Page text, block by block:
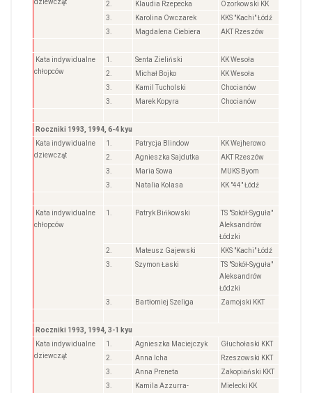
dziewcząt
2.
Klaudia Rzepecka
Ozorkowski KK
3.
Karolina Owczarek
KKS "Kachi" Łódź
3.
Magdalena Ciebiera AKT Rzeszów
Kata indywidualne
chłopców
1. Senta Zieliński
KK Wesoła
2.
Michał Bojko
KK Wesoła
3.
Kamil Tucholski
Chocianów
3.
Marek Kopyra Chocianów
Roczniki 1993, 1994, 6-4 kyu
Kata indywidualne
dziewcząt
1. Patrycja Blindow
KK Wejherowo
2.
Agnieszka Sajdutka
AKT Rzeszów
3.
Maria Sowa
MUKS Byom
3.
Natalia Kolasa KK "44" Łódź
Kata indywidualne
chłopców
1. Patryk Bińkowski
TS "Sokół-Syguła"
Aleksandrów
Łódzki
2.
Mateusz Gajewski
KKS "Kachi" Łódź
3.
Szymon Łaski
TS "Sokół-Syguła"
Aleksandrów
Łódzki
3.
Bartłomiej Szeliga Zamojski KKT
Roczniki 1993, 1994, 3-1 kyu
Kata indywidualne
dziewcząt
1. Agnieszka Maciejczyk
Głuchołaski KKT
2.
Anna Icha
Rzeszowski KKT
3.
Anna Preneta
Zakopiański KKT
3.
Kamila Azzurra-
Mielecki KK